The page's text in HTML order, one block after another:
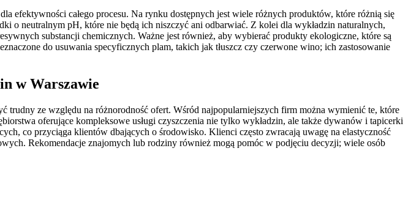
efektywności całego procesu. Na rynku dostępnych jest wiele różnych produktów, które różnią się
o neutralnym pH, które nie będą ich niszczyć ani odbarwiać. Z kolei dla wykładzin naturalnych,
substancji chemicznych. Ważne jest również, aby wybierać produkty ekologiczne, które są
do usuwania specyficznych plam, takich jak tłuszcz czy czerwone wino; ich zastosowanie
w Warszawie
ze względu na różnorodność ofert. Wśród najpopularniejszych firm można wymienić te, które
oferujące kompleksowe usługi czyszczenia nie tylko wykładzin, ale także dywanów i tapicerki
co przyciąga klientów dbających o środowisko. Klienci często zwracają uwagę na elastyczność
Rekomendacje znajomych lub rodziny również mogą pomóc w podjęciu decyzji; wiele osób